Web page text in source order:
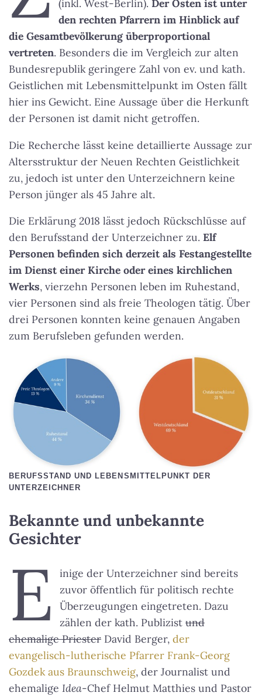
(inkl. West-Berlin). Der Osten ist unter
den rechten Pfarrern im Hinblick auf
die Gesamtbevölkerung überproportional
vertreten. Besonders die im Vergleich zur alten
Bundesrepublik geringere Zahl von ev. und kath.
Geistlichen mit Lebensmittelpunkt im Osten fällt
hier ins Gewicht. Eine Aussage über die Herkunft
der Personen ist damit nicht getroffen.
Die Recherche lässt keine detaillierte Aussage zur
Altersstruktur der Neuen Rechten Geistlichkeit
zu, jedoch ist unter den Unterzeichnern keine
Person jünger als 45 Jahre alt.
Die Erklärung 2018 lässt jedoch Rückschlüsse auf
den Berufsstand der Unterzeichner zu. Elf
Personen befinden sich derzeit als Festangestellte
im Dienst einer Kirche oder eines kirchlichen
Werks, vierzehn Personen leben im Ruhestand,
vier Personen sind als freie Theologen tätig. Über
drei Personen konnten keine genauen Angaben
zum Berufsleben gefunden werden.
BERUFSSTAND UND LEBENSMITTELPUNKT DER
UNTERZEICHNER
Bekannte und unbekannte
Gesichter
E
inige der Unterzeichner sind bereits
zuvor öffentlich für politisch rechte
Überzeugungen eingetreten. Dazu
zählen der kath. Publizist und
ehemalige Priester David Berger, der
evangelisch-lutherische Pfarrer Frank-Georg
Gozdek aus Braunschweig, der Journalist und
ehemalige Idea-Chef Helmut Matthies und Pastor